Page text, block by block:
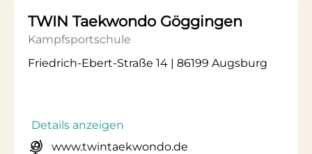
TWIN Taekwondo Göggingen
Kampfsportschule
Friedrich-Ebert-Straße 14 | 86199 Augsburg
Details anzeigen
www.twintaekwondo.de